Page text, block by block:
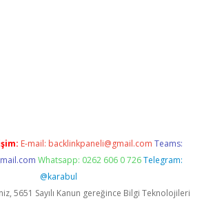
E-mail: backlinkpaneli@gmail.com Teams:
Whatsapp: 0262 606 0 726 Telegram:
@karabul
5651 Sayılı Kanun gereğince Bilgi Teknolojileri